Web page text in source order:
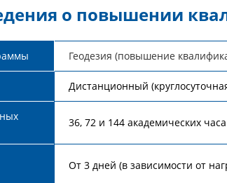
о повышении
Геодезия (повышение
Дистанционный
36, 72 и 144 академических часа
От 3 дней (в зависимости от